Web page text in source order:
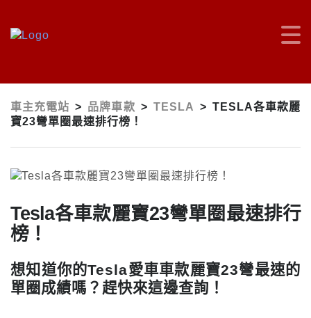
車主充電站 > 品牌車款 > TESLA > TESLA各車款麗
寶23彎單圈最速排行榜！
Tesla各車款麗寶23彎單圈最速排行
榜！
想知道你的Tesla愛車車款麗寶23彎最速的
單圈成績嗎？趕快來這邊查詢！